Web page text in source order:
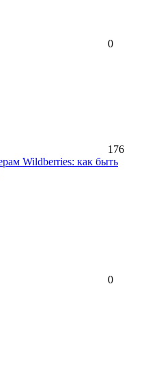
0
176
Wildberries: как быть
0